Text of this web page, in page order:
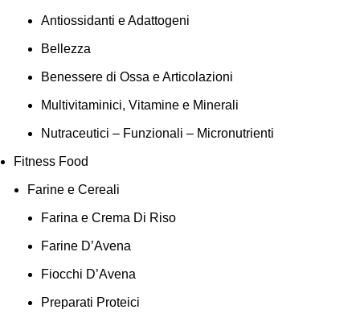
Antiossidanti e Adattogeni
Bellezza
Benessere di Ossa e Articolazioni
Multivitaminici, Vitamine e Minerali
Nutraceutici – Funzionali – Micronutrienti
Fitness Food
Farine e Cereali
Farina e Crema Di Riso
Farine D’Avena
Fiocchi D’Avena
Preparati Proteici